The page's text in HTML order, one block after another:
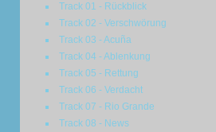
Track 01 - Rückblick
Track 02 - Verschwörung
Track 03 - Acuña
Track 04 - Ablenkung
Track 05 - Rettung
Track 06 - Verdacht
Track 07 - Rio Grande
Track 08 - News